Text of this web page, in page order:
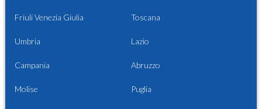
Friuli Venezia Giulia Toscana
Umbria Lazio
Campania Abruzzo
Molise Puglia